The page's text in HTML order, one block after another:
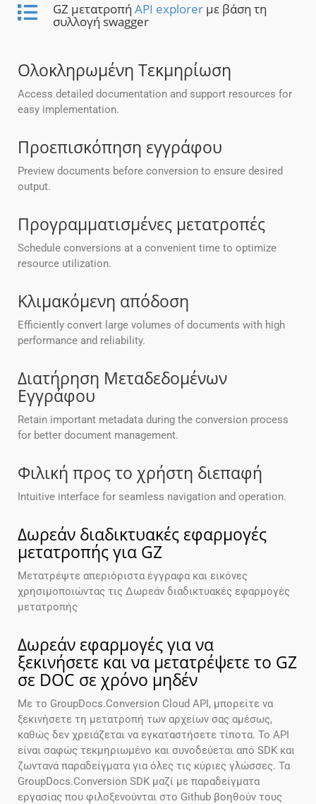
GZ μετατροπή API explorer με βάση τη
συλλογή swagger
Ολοκληρωμένη Τεκμηρίωση
Access detailed documentation and support resources for
easy implementation.
Προεπισκόπηση εγγράφου
Preview documents before conversion to ensure desired
output.
Προγραμματισμένες μετατροπές
Schedule conversions at a convenient time to optimize
resource utilization.
Κλιμακόμενη απόδοση
Efficiently convert large volumes of documents with high
performance and reliability.
Διατήρηση Μεταδεδομένων
Εγγράφου
Retain important metadata during the conversion process
for better document management.
Φιλική προς το χρήστη διεπαφή
Intuitive interface for seamless navigation and operation.
Δωρεάν διαδικτυακές εφαρμογές
μετατροπής για GZ
Μετατρέψτε απεριόριστα έγγραφα και εικόνες
χρησιμοποιώντας τις Δωρεάν διαδικτυακές εφαρμογές
μετατροπής
Δωρεάν εφαρμογές για να
ξεκινήσετε και να μετατρέψετε το GZ
σε DOC σε χρόνο μηδέν
Με το GroupDocs.Conversion Cloud API, μπορείτε να
ξεκινήσετε τη μετατροπή των αρχείων σας αμέσως,
καθώς δεν χρειάζεται να εγκαταστήσετε τίποτα. Το API
είναι σαφώς τεκμηριωμένο και συνοδεύεται από SDK και
ζωντανά παραδείγματα για όλες τις κύριες γλώσσες. Τα
GroupDocs.Conversion SDK μαζί με παραδείγματα
εργασίας που φιλοξενούνται στο Github βοηθούν τους